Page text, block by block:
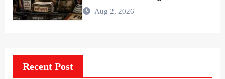
Aug 2, 2026
Recent Post